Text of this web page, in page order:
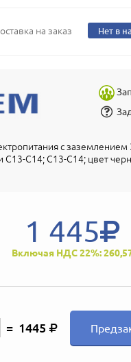
на заказ Нет в
с заземлением
С13-C14; С13-C14; цвет
1 445
Включая НДС 22%:
1445